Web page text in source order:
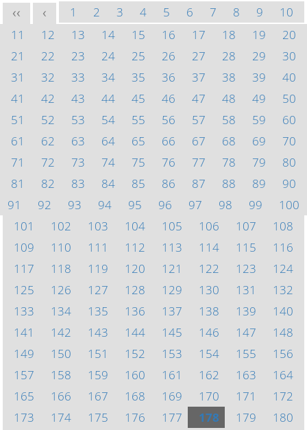
<< < 1 2 3 4 5 6 7 8 9
10
11
12 13 14 15 16 17 18 19
20
21
22 23 24 25 26 27 28 29
30
31
32 33 34 35 36 37 38 39
40
41
42 43 44 45 46 47 48 49
50
51
52 53 54 55 56 57 58 59
60
61
62 63 64 65 66 67 68 69
70
71
72 73 74 75 76 77 78 79
80
81
82 83 84 85 86 87 88 89
90
91
92 93 94 95 96 97 98 99
100
101
102 103 104 105 106 107
108
109
110 111 112 113 114 115
116
117
118 119 120 121 122 123
124
125
126 127 128 129 130 131
132
133
134 135 136 137 138 139
140
141
142 143 144 145 146 147
148
149
150 151 152 153 154 155
156
157
158 159 160 161 162 163
164
165
166 167 168 169 170 171
172
173
174 175 176 177 178 179
180